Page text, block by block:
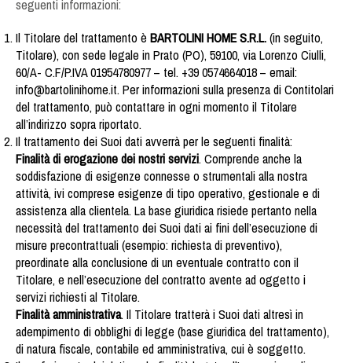
seguenti informazioni:
Il Titolare del trattamento è BARTOLINI HOME S.R.L.(in seguito,
Titolare), con sede legale in Prato (PO), 59100, via Lorenzo Ciulli,
60/A- C.F/P.IVA 01954780977 – tel. +39 0574664018 – email:
info@bartolinihome.it. Per informazioni sulla presenza di Contitolari
del trattamento, può contattare in ogni momento il Titolare
all’indirizzo sopra riportato.
Il trattamento dei Suoi dati avverrà per le seguenti finalità:
Finalità di erogazione dei nostri servizi. Comprende anche la
soddisfazione di esigenze connesse o strumentali alla nostra
attività, ivi comprese esigenze di tipo operativo, gestionale e di
assistenza alla clientela. La base giuridica risiede pertanto nella
necessità del trattamento dei Suoi dati ai fini dell’esecuzione di
misure precontrattuali (esempio: richiesta di preventivo),
preordinate alla conclusione di un eventuale contratto con il
Titolare, e nell’esecuzione del contratto avente ad oggetto i
servizi richiesti al Titolare.
Finalità amministrativa. Il Titolare tratterà i Suoi dati altresì in
adempimento di obblighi di legge (base giuridica del trattamento),
di natura fiscale, contabile ed amministrativa, cui è soggetto.